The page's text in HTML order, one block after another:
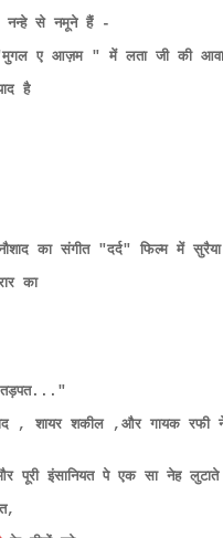
नन्हे से नमूने हैं -
ए आज़म " में लता जी की आवाज़
है
का संगीत "दर्द" फिल्म में सुरैया
का
तड़पत..."
, शायर शकील ,और गायक
पूरी इंसानियत पे एक सा नेह